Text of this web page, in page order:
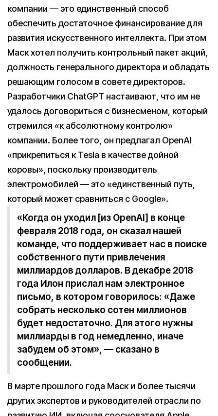
компании — это единственный способ
обеспечить достаточное финансирование для
развития искусственного интеллекта. При этом
Маск хотел получить контрольный пакет акций,
должность генерального директора и обладать
решающим голосом в совете директоров.
Разработчики ChatGPT настаивают, что им не
удалось договориться с бизнесменом, который
стремился «к абсолютному контролю»
компании. Более того, он предлагал OpenAI
«прикрепиться к Tesla в качестве дойной
коровы», поскольку производитель
электромобилей — это «единственный путь,
который может сравниться с Google».
«Когда он уходил [из OpenAI] в конце
февраля 2018 года, он сказал нашей
команде, что поддерживает нас в поиске
собственного пути привлечения
миллиардов долларов. В декабре 2018
года Илон прислал нам электронное
письмо, в котором говорилось: «Даже
собрать несколько сотен миллионов
будет недостаточно. Для этого нужны
миллиарды в год немедленно, иначе
забудем об этом», — сказано в
сообщении.
В марте прошлого года Маск и более тысячи
других экспертов и руководителей отрасли по